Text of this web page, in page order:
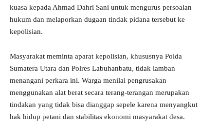
kuasa kepada Ahmad Dahri Sani untuk mengurus persoalan
hukum dan melaporkan dugaan tindak pidana tersebut ke
kepolisian.
Masyarakat meminta aparat kepolisian, khususnya Polda
Sumatera Utara dan Polres Labuhanbatu, tidak lamban
menangani perkara ini. Warga menilai pengrusakan
menggunakan alat berat secara terang-terangan merupakan
tindakan yang tidak bisa dianggap sepele karena menyangkut
hak hidup petani dan stabilitas ekonomi masyarakat desa.